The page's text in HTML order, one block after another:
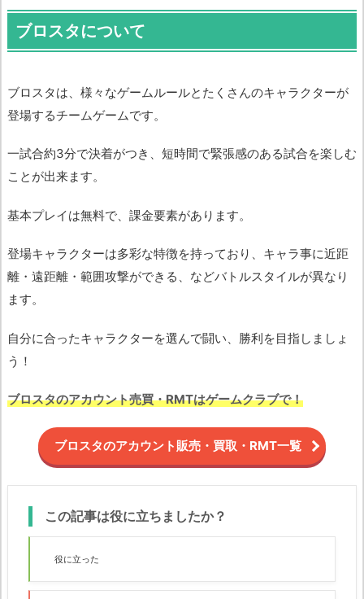
ブロスタについて
ブロスタは、様々なゲームルールとたくさんのキャラクターが
登場するチームゲームです。
一試合約3分で決着がつき、短時間で緊張感のある試合を楽しむ
ことが出来ます。
基本プレイは無料で、課金要素があります。
登場キャラクターは多彩な特徴を持っており、キャラ事に近距
離・遠距離・範囲攻撃ができる、などバトルスタイルが異なり
ます。
自分に合ったキャラクターを選んで闘い、勝利を目指しましょ
う！
ブロスタのアカウント売買・RMTはゲームクラブで！
ブロスタのアカウント販売・買取・RMT一覧
この記事は役に立ちましたか？
役に立った